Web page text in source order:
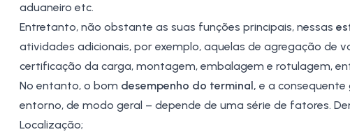
aduaneiro etc.
Entretanto, não obstante as suas funções principais, nessas
atividades adicionais, por exemplo, aquelas de agregação de
certificação da carga, montagem, embalagem e rotulagem,
No entanto, o bom desempenho do terminal, e a consequente
entorno, de modo geral – depende de uma série de fatores.
Localização;